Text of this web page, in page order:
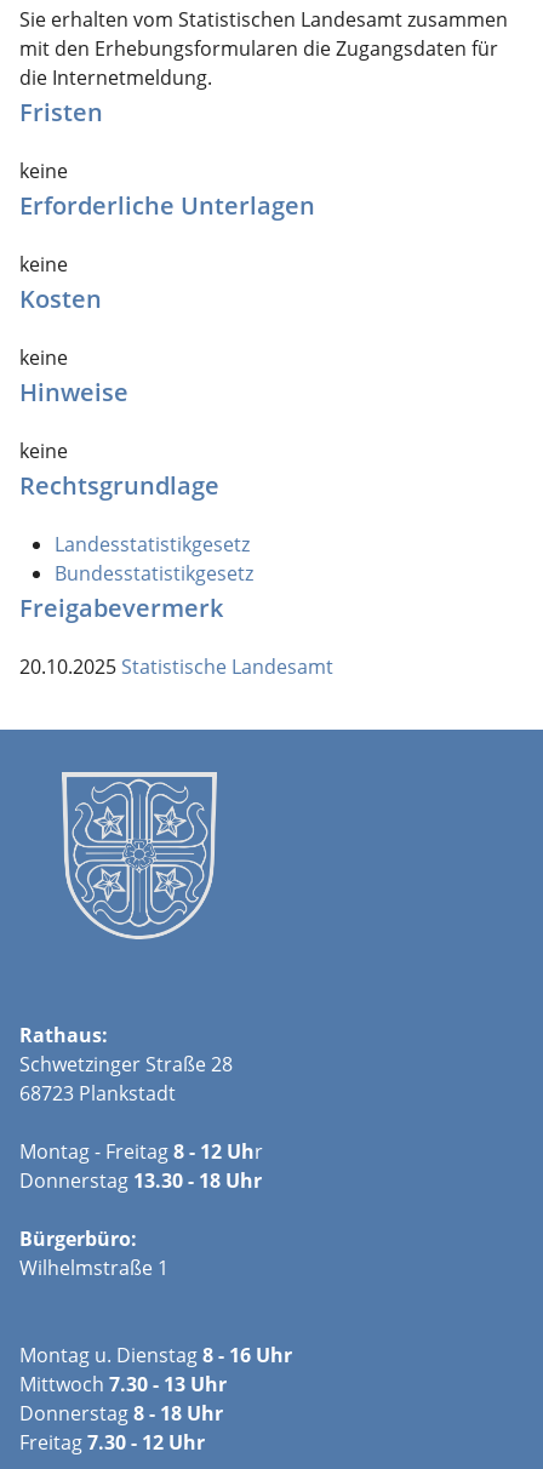
Sie erhalten vom Statistischen Landesamt zusammen
mit den Erhebungsformularen die Zugangsdaten für
die Internetmeldung.
Fristen
keine
Erforderliche Unterlagen
keine
Kosten
keine
Hinweise
keine
Rechtsgrundlage
Landesstatistikgesetz
Bundesstatistikgesetz
Freigabevermerk
20.10.2025 Statistische Landesamt
Rathaus:
Schwetzinger Straße 28
68723 Plankstadt
Montag - Freitag8 - 12 Uhr
Donnerstag 13.30 - 18 Uhr
Bürgerbüro:
Wilhelmstraße 1
Montag u. Dienstag8 - 16 Uhr
Mittwoch 7.30 - 13 Uhr
Donnerstag8 - 18 Uhr
Freitag7.30 - 12 Uhr